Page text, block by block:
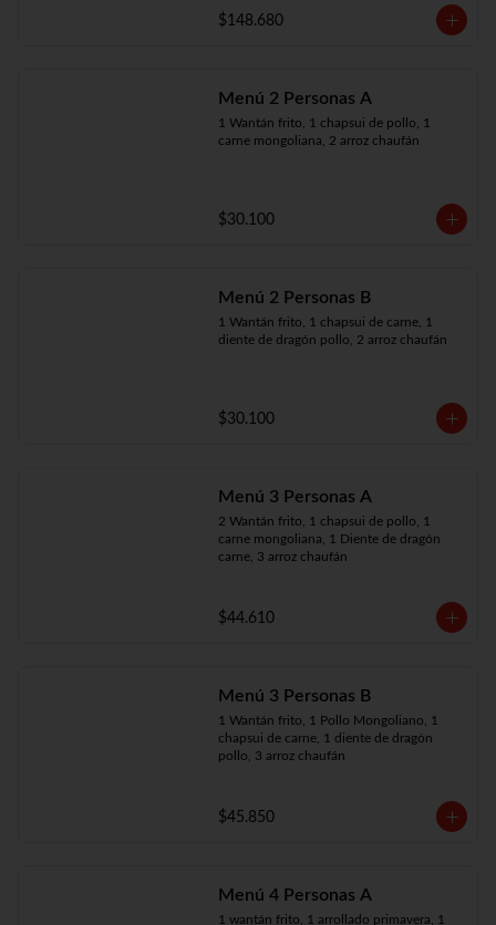
10 arroz chaufán
$148.680
Menú 2 Personas A
1 Wantán frito, 1 chapsui de pollo, 1
carne mongoliana, 2 arroz chaufán
$30.100
Menú 2 Personas B
1 Wantán frito, 1 chapsui de carne, 1
diente de dragón pollo, 2 arroz chaufán
$30.100
Menú 3 Personas A
2 Wantán frito, 1 chapsui de pollo, 1
carne mongoliana, 1 Diente de dragón
carne, 3 arroz chaufán
$44.610
Menú 3 Personas B
1 Wantán frito, 1 Pollo Mongoliano, 1
chapsui de carne, 1 diente de dragón
pollo, 3 arroz chaufán
$45.850
Menú 4 Personas A
1 wantán frito, 1 arrollado primavera, 1